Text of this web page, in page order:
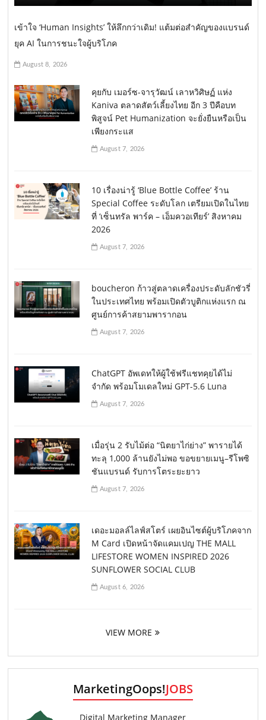
เข้าใจ ‘Human Insights’ ให้ลึกกว่าเดิม! แต้มต่อสำคัญของแบรนด์
ยุค AI ในการชนะใจผู้บริโภค
August 8, 2026
คุยกับ เมอร์ซ-จารุวัฒน์ เลาหวิศิษฏ์ แห่ง
Kaniva ตลาดสัตว์เลี้ยงไทย อีก 3 ปีคือบท
พิสูจน์ Pet Humanization จะยั่งยืนหรือเป็น
เพียงกระแส
August 7, 2026
10 เรื่องน่ารู้ ‘Blue Bottle Coffee’ ร้าน
Special Coffee ระดับโลก เตรียมเปิดในไทย
ที่ ‘เซ็นทรัล พาร์ค – เอ็มควอเทียร์’ สิงหาคม
2026
August 7, 2026
boucheron ก้าวสู่ตลาดเครื่องประดับลักชัวรี่
ในประเทศไทย พร้อมเปิดตัวบูติกแห่งแรก ณ
ศูนย์การค้าสยามพารากอน
August 7, 2026
ChatGPT อัพเดทให้ผู้ใช้ฟรีแชทคุยได้ไม่
จำกัด พร้อมโมเดลใหม่ GPT-5.6 Luna
August 7, 2026
เมื่อรุ่น 2 รับไม้ต่อ “นิตยาไก่ย่าง” พารายได้
ทะลุ 1,000 ล้านยังไม่พอ ขอขยายเมนู–รีโพซิ
ชันแบรนด์ รับการโตระยะยาว
August 7, 2026
เดอะมอลล์ไลฟ์สโตร์ เผยอินไซต์ผู้บริโภคจาก
M Card เปิดหน้าจัดแคมเปญ THE MALL
LIFESTORE WOMEN INSPIRED 2026
SUNFLOWER SOCIAL CLUB
August 6, 2026
VIEW MORE
MarketingOops!JOBS
Digital Marketing Manager